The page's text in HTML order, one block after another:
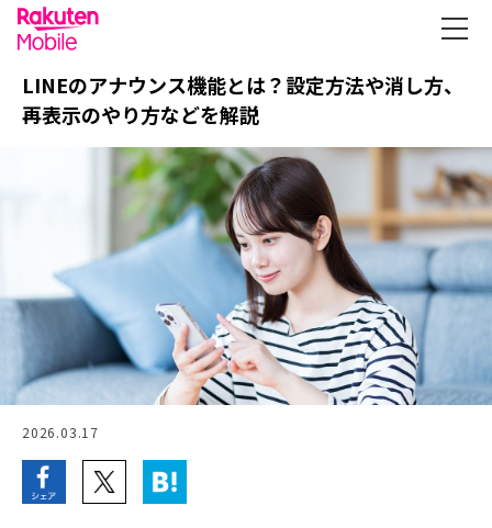
LINEのアナウンス機能とは？設定方法や消し方、
再表示のやり方などを解説
2026.03.17